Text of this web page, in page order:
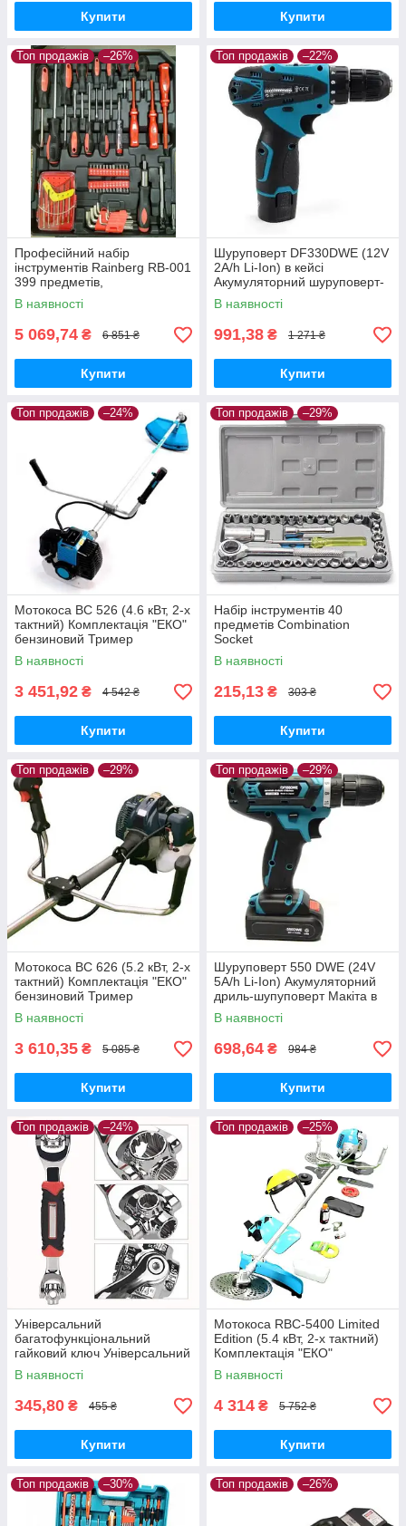
Купити Купити
Топ продажів –26%
Професійний набір
інструментів Rainberg RB-001
399 предметів,
універсальний набір
інструментів для дому
В наявності
5 069,74 ₴ 6 851 ₴
Купити
Топ продажів –22%
Шуруповерт DF330DWE (12V
2A/h Li-Ion) в кейсі
Акумуляторний шуруповерт-
дриль Макіта
В наявності
991,38 ₴ 1 271 ₴
Купити
Топ продажів –24%
Мотокоса BC 526 (4.6 кВт, 2-х
тактний) Комплектація "ЕКО"
бензиновий Тример
Бензокоса Макіта
В наявності
3 451,92 ₴ 4 542 ₴
Купити
Топ продажів –29%
Набір інструментів 40
предметів Combination
Socket
В наявності
215,13 ₴ 303 ₴
Купити
Топ продажів –29%
Мотокоса BC 626 (5.2 кВт, 2-х
тактний) Комплектація "ЕКО"
бензиновий Тример
Бензокоса Макіта
В наявності
3 610,35 ₴ 5 085 ₴
Купити
Топ продажів –29%
Шуруповерт 550 DWE (24V
5A/h Li-Ion) Акумуляторний
дриль-шупуповерт Макіта в
кейсі
В наявності
698,64 ₴ 984 ₴
Купити
Топ продажів –24%
Універсальний
багатофункціональний
гайковий ключ Універсальний
48 в 1.
В наявності
345,80 ₴ 455 ₴
Купити
Топ продажів –25%
Мотокоса RBC-5400 Limited
Edition (5.4 кВт, 2-х тактний)
Комплектація "ЕКО"
Бензокоса Макіта
В наявності
4 314 ₴ 5 752 ₴
Купити
Топ продажів –30% Топ продажів –26%